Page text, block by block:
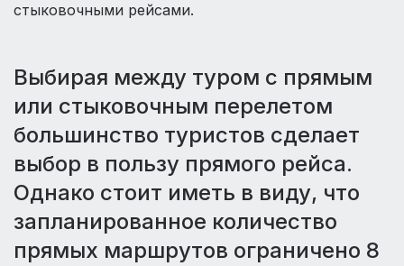
стыковочными рейсами.
Выбирая между туром с прямым
или стыковочным перелетом
большинство туристов сделает
выбор в пользу прямого рейса.
Однако стоит иметь в виду, что
запланированное количество
прямых маршрутов ограничено 8